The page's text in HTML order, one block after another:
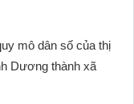
mô dân số của thị
Dương thành xã